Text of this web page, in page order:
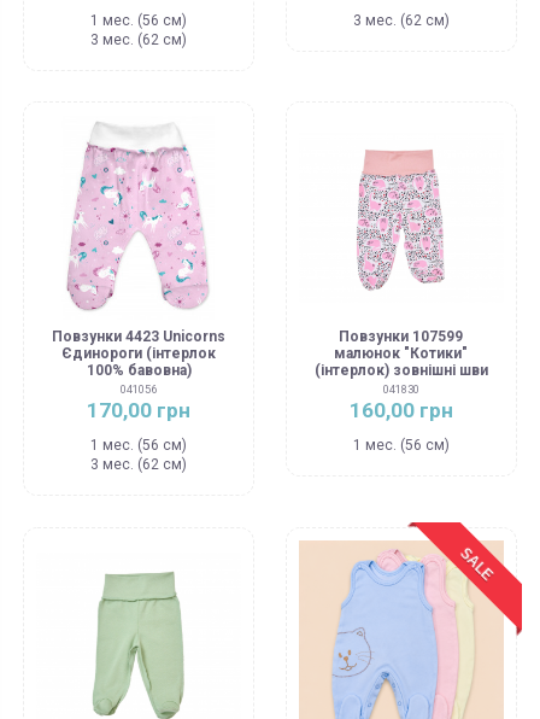
1 мес. (56 см)
3 мес. (62 см)
3 мес. (62 см)
Повзунки 4423 Unicorns
Єдинороги (інтерлок
100% бавовна)
041056
170,00 грн
1 мес. (56 см)
3 мес. (62 см)
Повзунки 107599
малюнок "Котики"
(інтерлок) зовнішні шви
041830
160,00 грн
1 мес. (56 см)
SALE